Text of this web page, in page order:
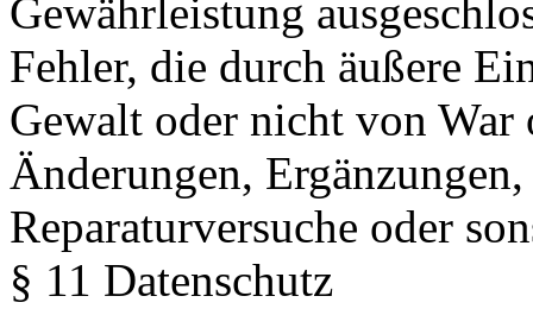
Gewährleistung
Fehler, die durch äußere
Gewalt oder nicht von
Änderungen,
Reparaturversuche oder
§ 11 Datenschutz